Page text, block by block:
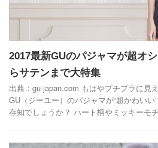
2017最新GUのパジャマが超オ
らサテンまで大特集
出典：gu-japan.com もはやプチプラに見
GU（ジーユー）のパジャマが“超かわい
存知でしょうか？ ハート柄やミッキーモ